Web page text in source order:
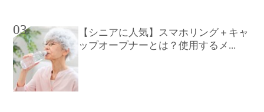
03
【シニアに人気】スマホリング＋キャ
ップオープナーとは？使用するメ...